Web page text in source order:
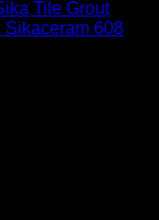
Tile Grout
Sikaceram 608